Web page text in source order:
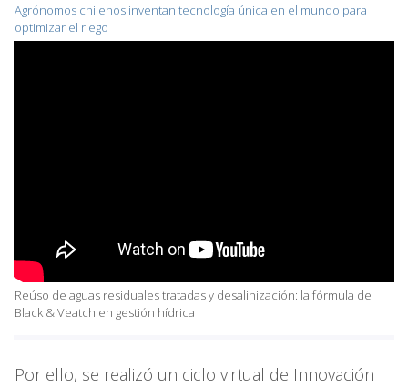
Agrónomos chilenos inventan tecnología única en el mundo para
optimizar el riego
Reúso de aguas residuales tratadas y desalinización: la fórmula de
Black & Veatch en gestión hídrica
Por ello, se realizó un ciclo virtual de Innovación